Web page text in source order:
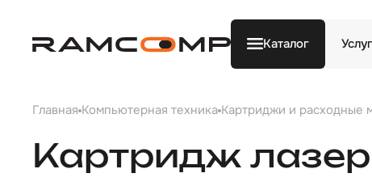
Каталог
Главная Компьютерная техника Картриджи и расходные
Картридж